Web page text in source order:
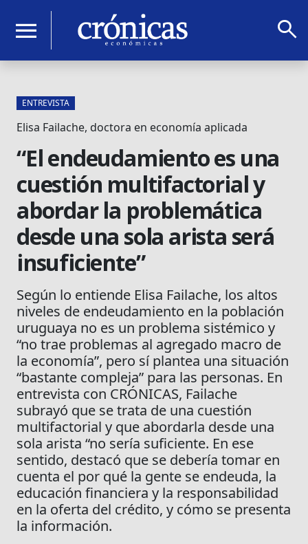
menu search
ENTREVISTA
Elisa Failache, doctora en economía aplicada
“El endeudamiento es una
cuestión multifactorial y
abordar la problemática
desde una sola arista será
insuficiente”
Según lo entiende Elisa Failache, los altos
niveles de endeudamiento en la población
uruguaya no es un problema sistémico y
“no trae problemas al agregado macro de
la economía”, pero sí plantea una situación
“bastante compleja” para las personas. En
entrevista con CRÓNICAS, Failache
subrayó que se trata de una cuestión
multifactorial y que abordarla desde una
sola arista “no sería suficiente. En ese
sentido, destacó que se debería tomar en
cuenta el por qué la gente se endeuda, la
educación financiera y la responsabilidad
en la oferta del crédito, y cómo se presenta
la información.